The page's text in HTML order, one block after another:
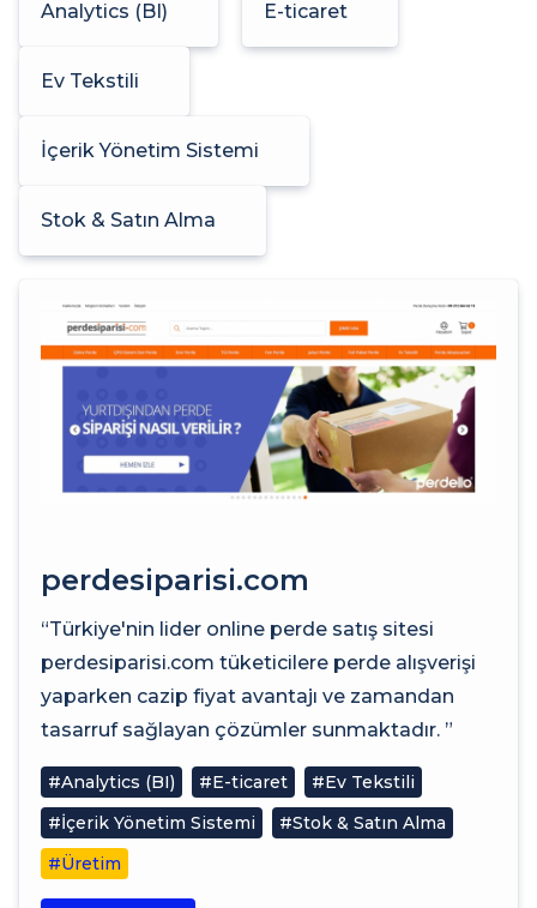
Analytics (BI) E-ticaret
Ev Tekstili
İçerik Yönetim Sistemi
Stok & Satın Alma
perdesiparisi.com
“Türkiye'nin lider online perde satış sitesi
perdesiparisi.com tüketicilere perde alışverişi
yaparken cazip fiyat avantajı ve zamandan
tasarruf sağlayan çözümler sunmaktadır. ”
#Analytics (BI) #E-ticaret
#Ev Tekstili
#İçerik Yönetim Sistemi
#Stok & Satın Alma
#Üretim